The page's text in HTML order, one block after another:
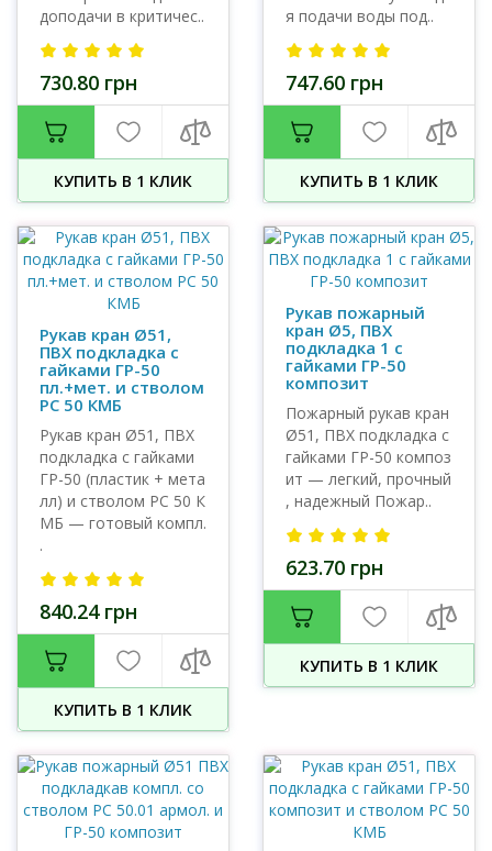
доподачи в критичес..
730.80 грн
КУПИТЬ В 1 КЛИК
я подачи воды под..
747.60 грн
КУПИТЬ В 1 КЛИК
Рукав кран Ø51,
ПВХ подкладка с
гайками ГР-50
пл.+мет. и стволом
РС 50 КМБ
Рукав кран Ø51, ПВХ
подкладка с гайками
ГР-50 (пластик + мета
лл) и стволом РС 50 К
МБ — готовый компл.
.
840.24 грн
КУПИТЬ В 1 КЛИК
Рукав пожарный
кран Ø5, ПВХ
подкладка 1 с
гайками ГР-50
композит
Пожарный рукав кран
Ø51, ПВХ подкладка с
гайками ГР-50 композ
ит — легкий, прочный
, надежный Пожар..
623.70 грн
КУПИТЬ В 1 КЛИК